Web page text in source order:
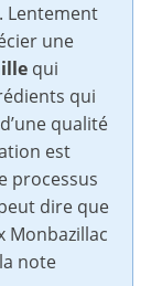
Lentement
une
qui
qui
qualité
est
processus
dire que
Monbazillac
note